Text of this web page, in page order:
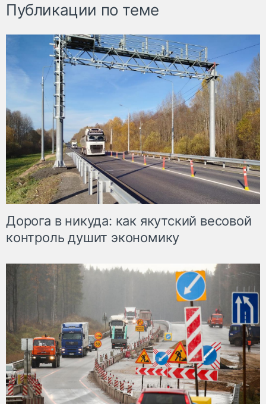
Публикации по теме
Дорога в никуда: как якутский весовой
контроль душит экономику